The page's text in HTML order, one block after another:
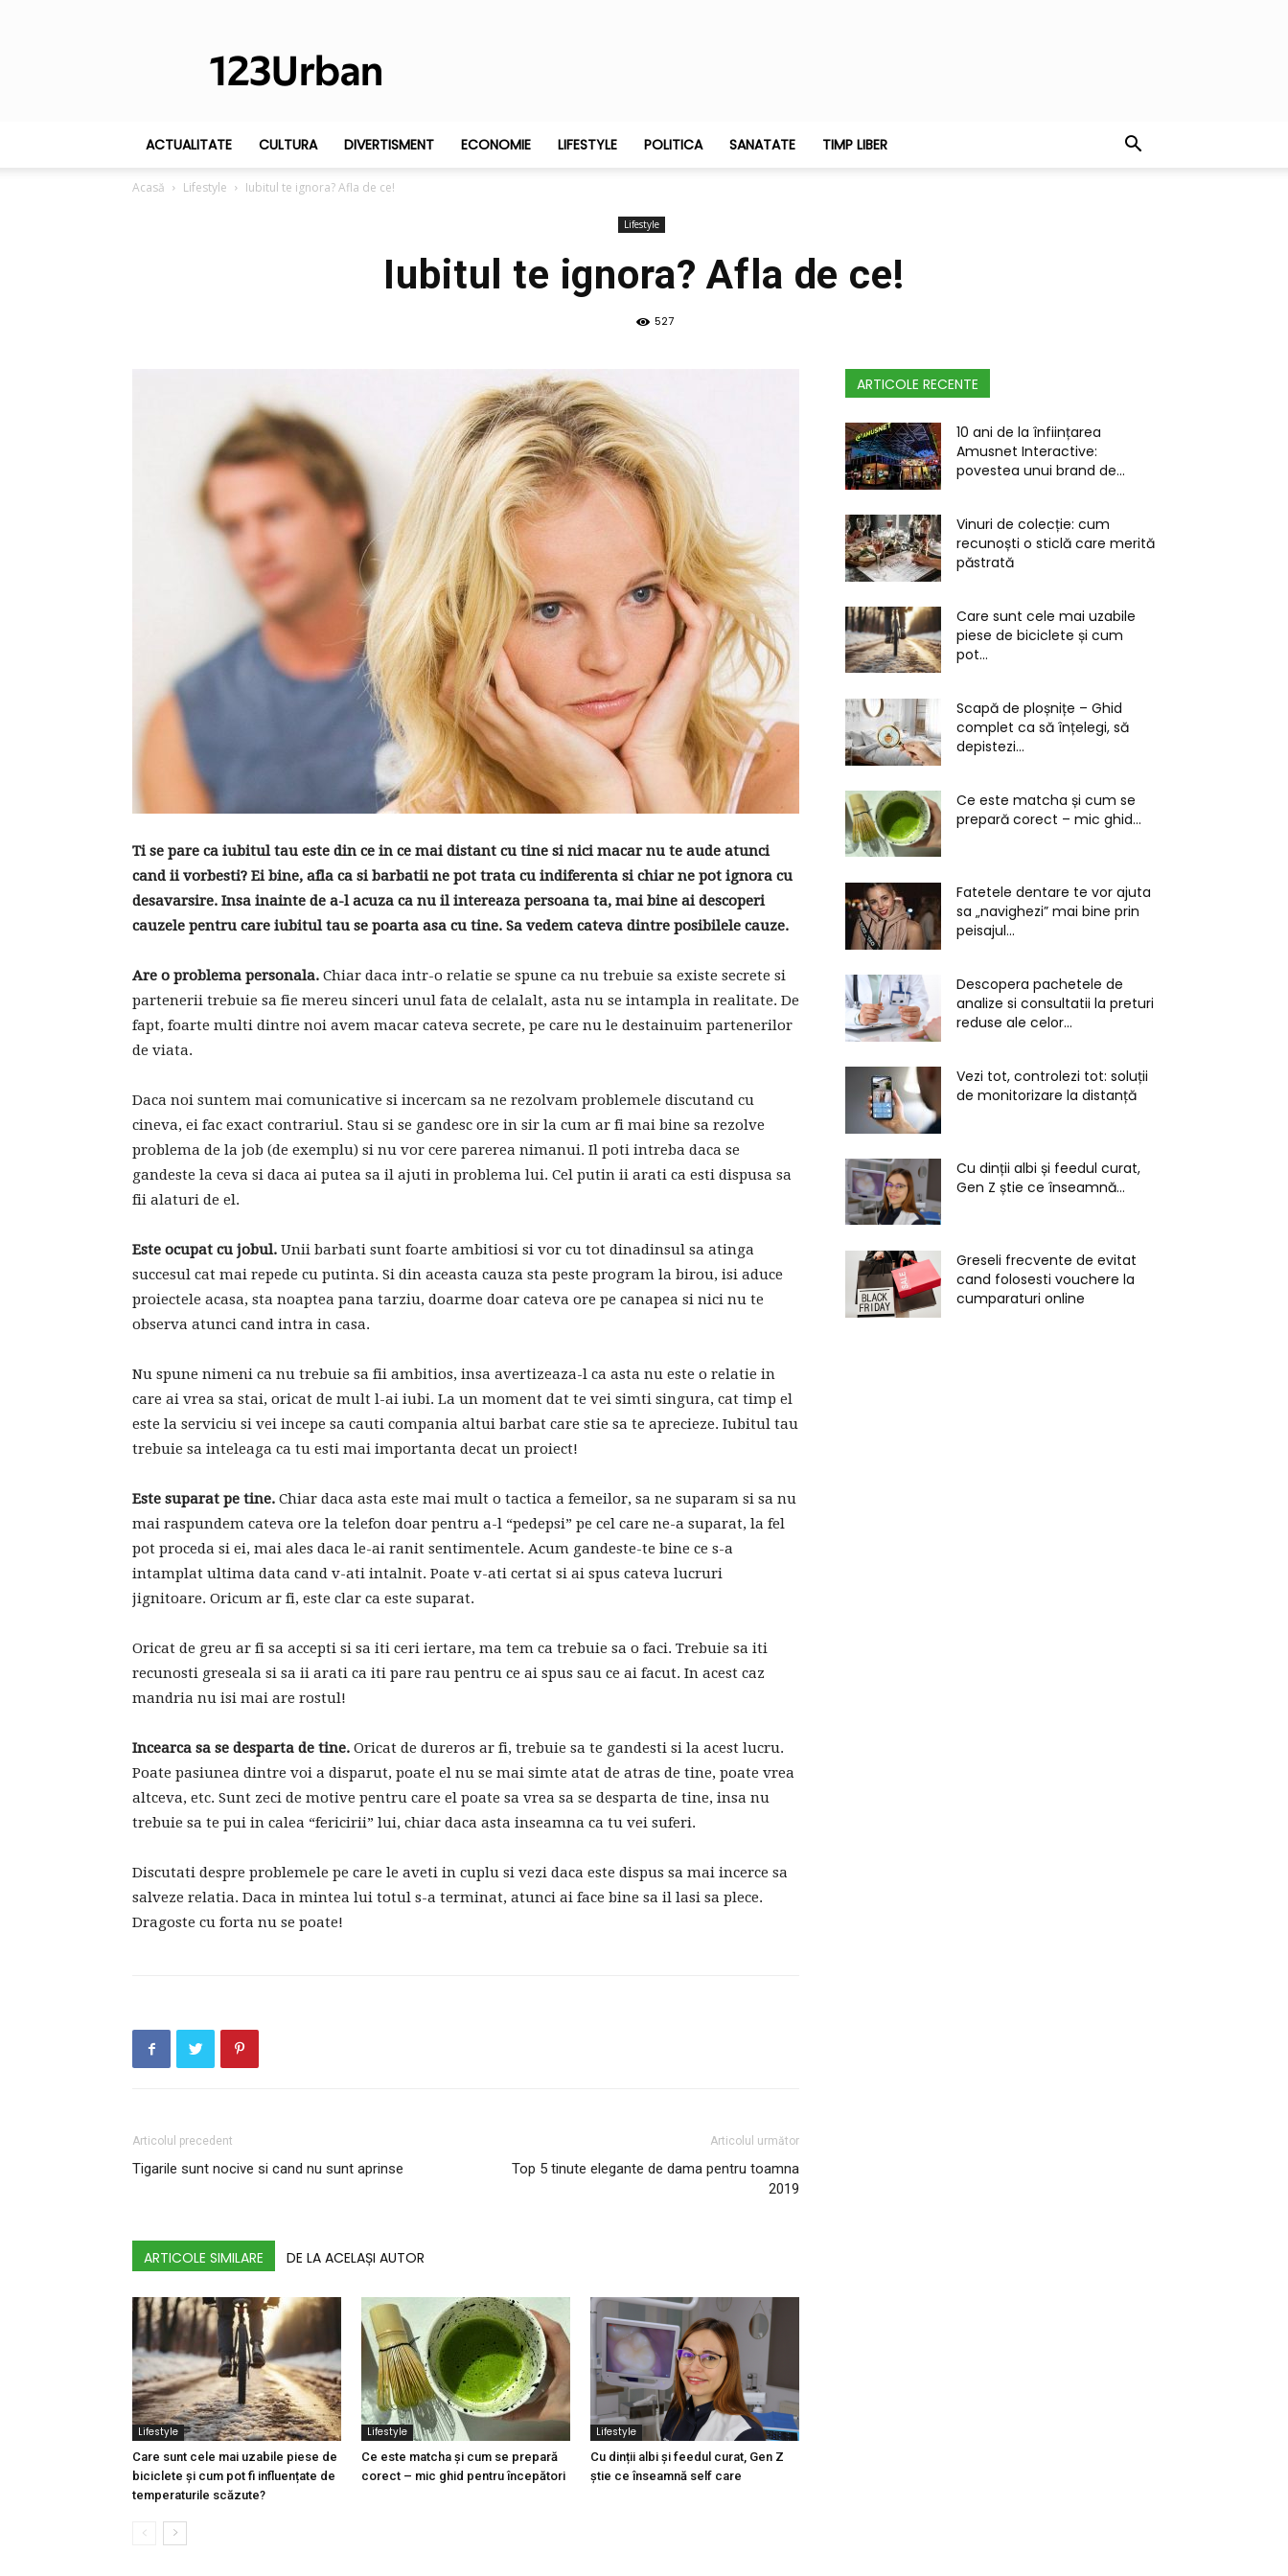
ACTUALITATE CULTURA DIVERTISMENT ECONOMIE LIFESTYLE POLITICA SANATATE TIMP LIBER
Acasă Lifestyle Iubitul te ignora? Afla de ce!
Lifestyle
Iubitul te ignora? Afla de ce!
527
Ti se pare ca iubitul tau este din ce in ce mai distant cu tine si nici macar nu te aude atunci
cand ii vorbesti? Ei bine, afla ca si barbatii ne pot trata cu indiferenta si chiar ne pot ignora cu
desavarsire. Insa inainte de a-l acuza ca nu il intereaza persoana ta, mai bine ai descoperi
cauzele pentru care iubitul tau se poarta asa cu tine. Sa vedem cateva dintre posibilele cauze.
Are o problema personala. Chiar daca intr-o relatie se spune ca nu trebuie sa existe secrete si
partenerii trebuie sa fie mereu sinceri unul fata de celalalt, asta nu se intampla in realitate. De
fapt, foarte multi dintre noi avem macar cateva secrete, pe care nu le destainuim partenerilor
de viata.
Daca noi suntem mai comunicative si incercam sa ne rezolvam problemele discutand cu
cineva, ei fac exact contrariul. Stau si se gandesc ore in sir la cum ar fi mai bine sa rezolve
problema de la job (de exemplu) si nu vor cere parerea nimanui. Il poti intreba daca se
gandeste la ceva si daca ai putea sa il ajuti in problema lui. Cel putin ii arati ca esti dispusa sa
fii alaturi de el.
Este ocupat cu jobul. Unii barbati sunt foarte ambitiosi si vor cu tot dinadinsul sa atinga
succesul cat mai repede cu putinta. Si din aceasta cauza sta peste program la birou, isi aduce
proiectele acasa, sta noaptea pana tarziu, doarme doar cateva ore pe canapea si nici nu te
observa atunci cand intra in casa.
Nu spune nimeni ca nu trebuie sa fii ambitios, insa avertizeaza-l ca asta nu este o relatie in
care ai vrea sa stai, oricat de mult l-ai iubi. La un moment dat te vei simti singura, cat timp el
este la serviciu si vei incepe sa cauti compania altui barbat care stie sa te aprecieze. Iubitul tau
trebuie sa inteleaga ca tu esti mai importanta decat un proiect!
Este suparat pe tine. Chiar daca asta este mai mult o tactica a femeilor, sa ne suparam si sa nu
mai raspundem cateva ore la telefon doar pentru a-l “pedepsi” pe cel care ne-a suparat, la fel
pot proceda si ei, mai ales daca le-ai ranit sentimentele. Acum gandeste-te bine ce s-a
intamplat ultima data cand v-ati intalnit. Poate v-ati certat si ai spus cateva lucruri
jignitoare. Oricum ar fi, este clar ca este suparat.
Oricat de greu ar fi sa accepti si sa iti ceri iertare, ma tem ca trebuie sa o faci. Trebuie sa iti
recunosti greseala si sa ii arati ca iti pare rau pentru ce ai spus sau ce ai facut. In acest caz
mandria nu isi mai are rostul!
Incearca sa se desparta de tine. Oricat de dureros ar fi, trebuie sa te gandesti si la acest lucru.
Poate pasiunea dintre voi a disparut, poate el nu se mai simte atat de atras de tine, poate vrea
altceva, etc. Sunt zeci de motive pentru care el poate sa vrea sa se desparta de tine, insa nu
trebuie sa te pui in calea “fericirii” lui, chiar daca asta inseamna ca tu vei suferi.
Discutati despre problemele pe care le aveti in cuplu si vezi daca este dispus sa mai incerce sa
salveze relatia. Daca in mintea lui totul s-a terminat, atunci ai face bine sa il lasi sa plece.
Dragoste cu forta nu se poate!
Articolul precedent
Tigarile sunt nocive si cand nu sunt aprinse
Articolul următor
Top 5 tinute elegante de dama pentru toamna
2019
ARTICOLE SIMILARE DE LA ACELAȘI AUTOR
Lifestyle
Care sunt cele mai uzabile piese de
biciclete și cum pot fi influențate de
temperaturile scăzute?
Lifestyle
Ce este matcha și cum se prepară
corect – mic ghid pentru începători
Lifestyle
Cu dinții albi și feedul curat, Gen Z
știe ce înseamnă self care
ARTICOLE RECENTE
10 ani de la înființarea
Amusnet Interactive:
povestea unui brand de...
Vinuri de colecție: cum
recunoști o sticlă care merită
păstrată
Care sunt cele mai uzabile
piese de biciclete și cum
pot...
Scapă de ploșnițe – Ghid
complet ca să înțelegi, să
depistezi...
Ce este matcha și cum se
prepară corect – mic ghid...
Fatetele dentare te vor ajuta
sa „navighezi” mai bine prin
peisajul...
Descopera pachetele de
analize si consultatii la preturi
reduse ale celor...
Vezi tot, controlezi tot: soluții
de monitorizare la distanță
Cu dinții albi și feedul curat,
Gen Z știe ce înseamnă...
Greseli frecvente de evitat
cand folosesti vouchere la
cumparaturi online